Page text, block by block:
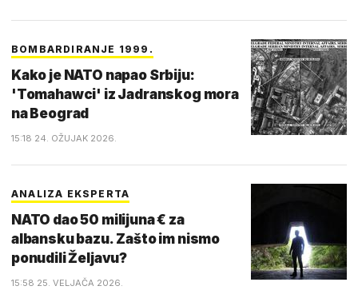
BOMBARDIRANJE 1999.
Kako je NATO napao Srbiju:
'Tomahawci' iz Jadranskog mora
na Beograd
15:18 24. OŽUJAK 2026.
ANALIZA EKSPERTA
NATO dao 50 milijuna € za
albansku bazu. Zašto im nismo
ponudili Željavu?
15:58 25. VELJAČA 2026.